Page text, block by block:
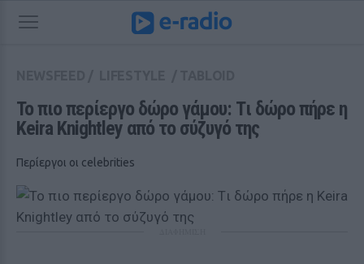
Το πιο περίεργο δώρο γάμου: Tι δώρο πήρε η
Keira Knightley από το σύζυγό της
Περίεργοι οι celebrities